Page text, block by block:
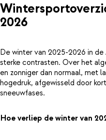
2026
De winter van 2025-2026 in
sterke contrasten. Over het
en zonniger dan normaal, met
hogedruk, afgewisseld door
sneeuwfases.
Hoe verliep de winter van